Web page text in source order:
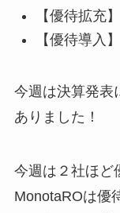
【優待拡充
【優待導入
今週は決算発表
ありました！
今週は２社ほど
MonotaROは優